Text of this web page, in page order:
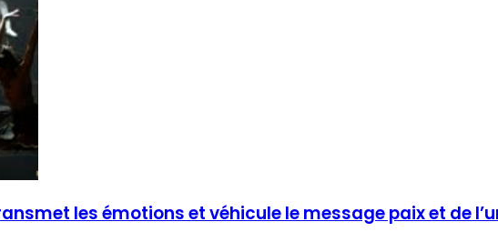
les émotions et véhicule le message paix et de